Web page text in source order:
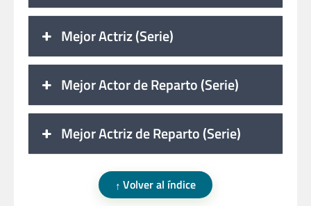
Mejor Actriz (Serie)
Mejor Actor de Reparto (Serie)
Mejor Actriz de Reparto (Serie)
Volver al índice